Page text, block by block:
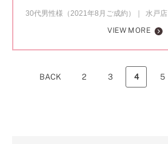
30代男性様（2021年8月ご成約）
水戸店
VIEW MORE
BACK 2 3 4 5